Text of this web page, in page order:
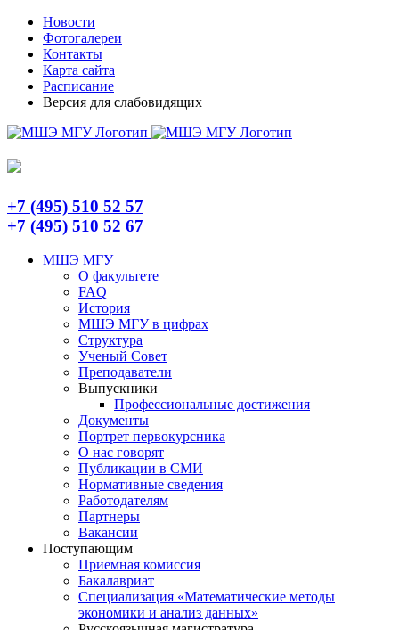
Skip
content
TelegramНовости
Фотогалереи
Контакты
Карта сайта
Расписание
Версия для слабовидящих
+7 (495) 510 52 57
+7 (495) 510 52 67
МШЭ МГУ
О факультете
FAQ
История
МШЭ МГУ в цифрах
Структура
Ученый Совет
Преподаватели
Выпускники
Профессиональные достижения
Документы
Портрет первокурсника
О нас говорят
Публикации в СМИ
Нормативные сведения
Работодателям
Партнеры
Вакансии
Поступающим
Приемная комиссия
Бакалавриат
Специализация «Математические методы
экономики и анализ данных»